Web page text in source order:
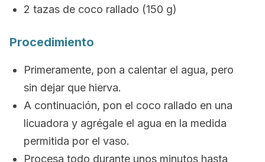
2 tazas de coco rallado (150 g)
Procedimiento
Primeramente, pon a calentar el agua, pero
sin dejar que hierva.
A continuación, pon el coco rallado en una
licuadora y agrégale el agua en la medida
permitida por el vaso.
Procesa todo durante unos minutos hasta